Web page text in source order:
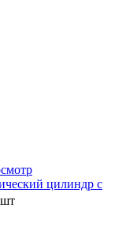
цилиндр с